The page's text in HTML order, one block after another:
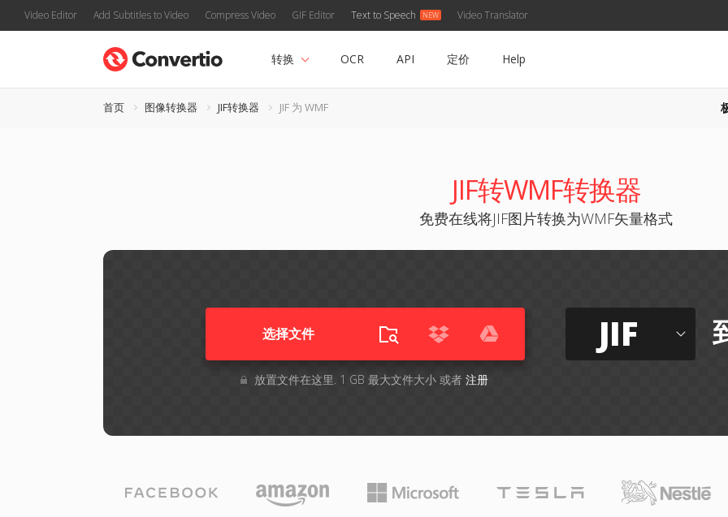
Video Editor Add Subtitles to Video Compress Video GIF Editor Text to Speech Video Translator
转换 OCR API 定价 Help
首页 图像转换器 JIF转换器 JIF 为 WMF
JIF转WMF转换器
免费在线将JIF图片转换为WMF矢量格式
选择文件
放置文件在这里. 1 GB 最大文件大小 或者 注册
JIF